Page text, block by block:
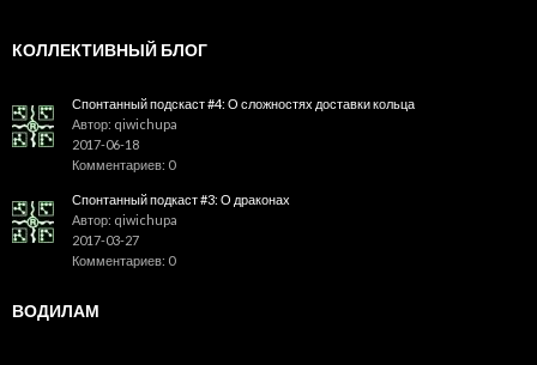
КОЛЛЕКТИВНЫЙ БЛОГ
Спонтанный подскаст #4: О сложностях доставки кольца
Автор: qiwichupa
2017-06-18
Комментариев: 0
Спонтанный подкаст #3: О драконах
Автор: qiwichupa
2017-03-27
Комментариев: 0
ВОДИЛАМ